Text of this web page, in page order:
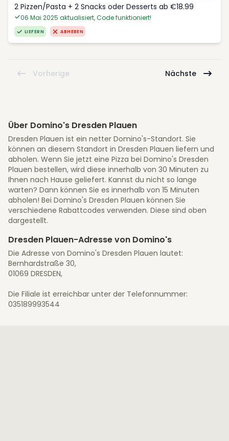
2 Pizzen/Pasta + 2 Snacks oder Desserts ab €18.99
06 Mai 2025 aktualisiert, Code funktioniert!
LIEFERN ABHEBEN
Vorherige Nächste
Über Domino's Dresden Plauen
Dresden Plauen ist ein netter Domino's-Standort. Sie
können an diesem Standort in Dresden Plauen liefern und
abholen. Wenn Sie jetzt eine Pizza bei Domino's Dresden
Plauen bestellen, wird diese innerhalb von 30 Minuten zu
Ihnen nach Hause geliefert. Kannst du nicht so lange
warten? Dann können Sie es innerhalb von 15 Minuten
abholen! Bei Domino's Dresden Plauen können Sie
verschiedene Rabattcodes verwenden. Diese sind oben
dargestellt.
Dresden Plauen-Adresse von Domino's
Die Adresse von Domino's Dresden Plauen lautet:
Bernhardstraße 30,
01069 DRESDEN,
Die Filiale ist erreichbar unter der Telefonnummer:
035189993544